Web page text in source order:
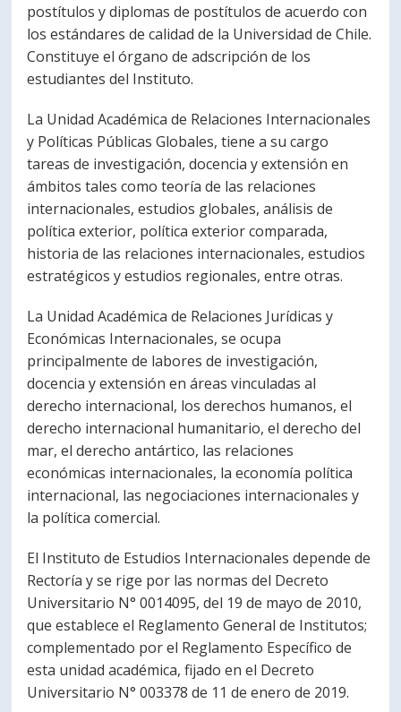
postítulos y diplomas de postítulos de acuerdo con
los estándares de calidad de la Universidad de Chile.
Constituye el órgano de adscripción de los
estudiantes del Instituto.
La Unidad Académica de Relaciones Internacionales
y Políticas Públicas Globales, tiene a su cargo
tareas de investigación, docencia y extensión en
ámbitos tales como teoría de las relaciones
internacionales, estudios globales, análisis de
política exterior, política exterior comparada,
historia de las relaciones internacionales, estudios
estratégicos y estudios regionales, entre otras.
La Unidad Académica de Relaciones Jurídicas y
Económicas Internacionales, se ocupa
principalmente de labores de investigación,
docencia y extensión en áreas vinculadas al
derecho internacional, los derechos humanos, el
derecho internacional humanitario, el derecho del
mar, el derecho antártico, las relaciones
económicas internacionales, la economía política
internacional, las negociaciones internacionales y
la política comercial.
El Instituto de Estudios Internacionales depende de
Rectoría y se rige por las normas del Decreto
Universitario N° 0014095, del 19 de mayo de 2010,
que establece el Reglamento General de Institutos;
complementado por el Reglamento Específico de
esta unidad académica, fijado en el Decreto
Universitario N° 003378 de 11 de enero de 2019.